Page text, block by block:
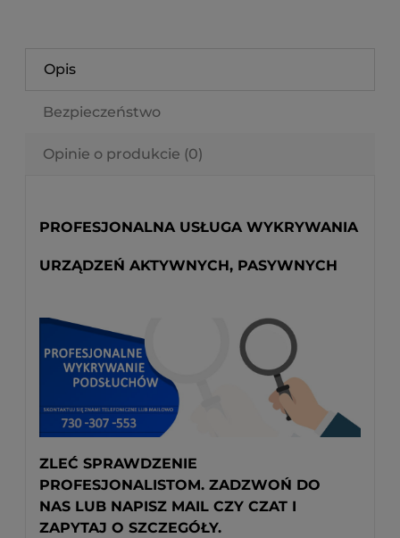
Opis
Bezpieczeństwo
Opinie o produkcie (0)
PROFESJONALNA USŁUGA WYKRYWANIA
URZĄDZEŃ AKTYWNYCH, PASYWNYCH
ZLEĆ SPRAWDZENIE
PROFESJONALISTOM. ZADZWOŃ DO
NAS LUB NAPISZ MAIL CZY CZAT I
ZAPYTAJ O SZCZEGÓŁY.